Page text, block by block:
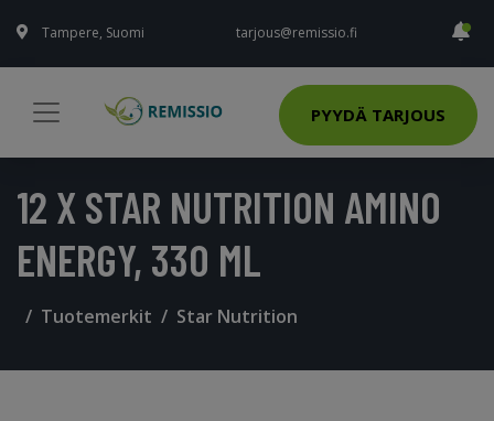
Tampere, Suomi tarjous@remissio.fi
PYYDÄ TARJOUS
12 X STAR NUTRITION AMINO
ENERGY, 330 ML
Tuotemerkit Star Nutrition